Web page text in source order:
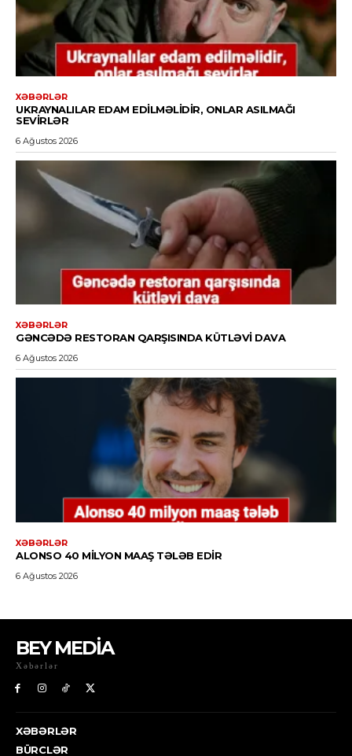
BEY MEDİA
Xəbərlər
XƏBƏRLƏR
BÜRCLƏR